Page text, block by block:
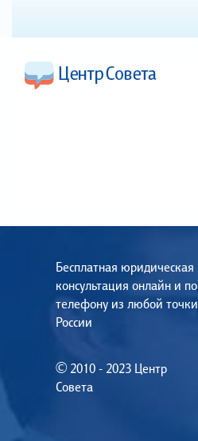
Бесплатная юридическая
консультация онлайн и по
телефону из любой точки
России
© 2010 - 2023 Центр
Совета